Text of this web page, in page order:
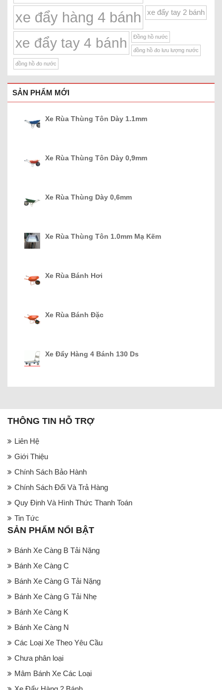
xe đẩy hàng 4 bánh xe đẩy tay 2 bánh
xe đẩy tay 4 bánh Đồng hồ nước
đồng hồ đo lưu lượng nước
đồng hồ đo nước
SẢN PHẨM MỚI
Xe Rùa Thùng Tôn Dày 1.1mm
Xe Rùa Thùng Tôn Dày 0,9mm
Xe Rùa Thùng Dày 0,6mm
Xe Rùa Thùng Tôn 1.0mm Mạ Kẽm
Xe Rùa Bánh Hơi
Xe Rùa Bánh Đặc
Xe Đẩy Hàng 4 Bánh 130 Ds
THÔNG TIN HỖ TRỢ
Liên Hệ
Giới Thiệu
Chính Sách Bảo Hành
Chính Sách Đổi Và Trả Hàng
Quy Định Và Hình Thức Thanh Toán
Tin Tức
SẢN PHẨM NỔI BẬT
Bánh Xe Càng B Tải Nặng
Bánh Xe Càng C
Bánh Xe Càng G Tải Nặng
Bánh Xe Càng G Tải Nhẹ
Bánh Xe Càng K
Bánh Xe Càng N
Các Loại Xe Theo Yêu Cầu
Chưa phân loại
Mâm Bánh Xe Các Loại